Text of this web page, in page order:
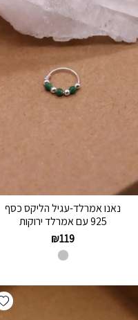
נאנו אמרלד-עגיל הליקס כסף
925 עם אמרלד ירוקות
₪119